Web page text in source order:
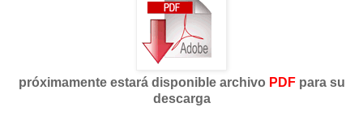
próximamente estará disponible archivo PDFpara su
descarga